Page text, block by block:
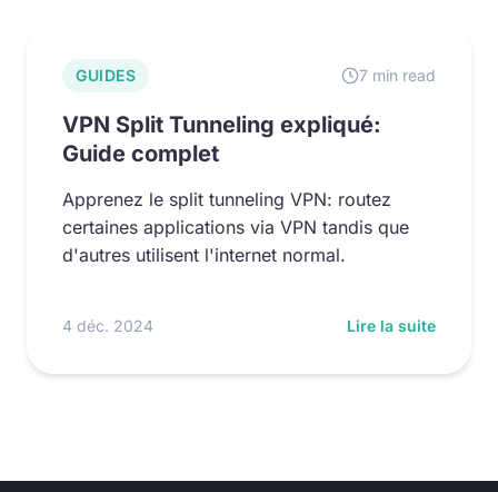
GUIDES 7 min read
VPN Split Tunneling expliqué:
Guide complet
Apprenez le split tunneling VPN: routez
certaines applications via VPN tandis que
d'autres utilisent l'internet normal.
4 déc. 2024 Lire la suite